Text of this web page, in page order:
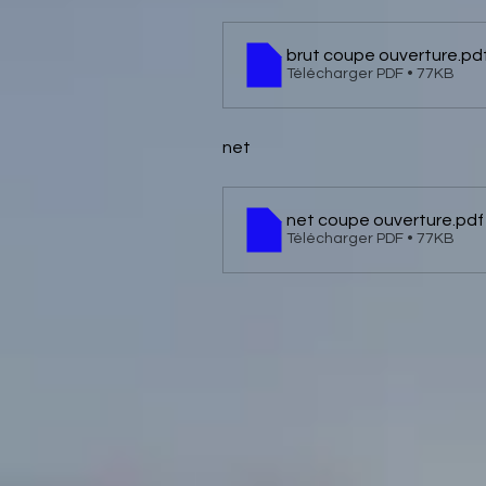
brut coupe ouverture
Télécharger PDF • 77KB
net
net coupe ouverture .pdf
Télécharger PDF • 77KB